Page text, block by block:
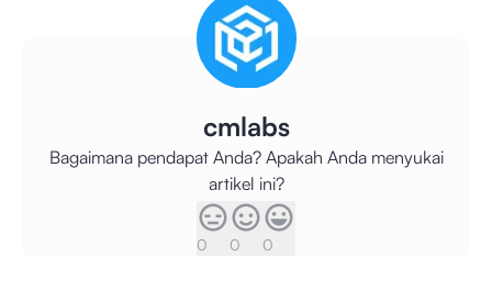
cmlabs
Bagaimana pendapat Anda? Apakah Anda menyukai
artikel ini?
0 0 0